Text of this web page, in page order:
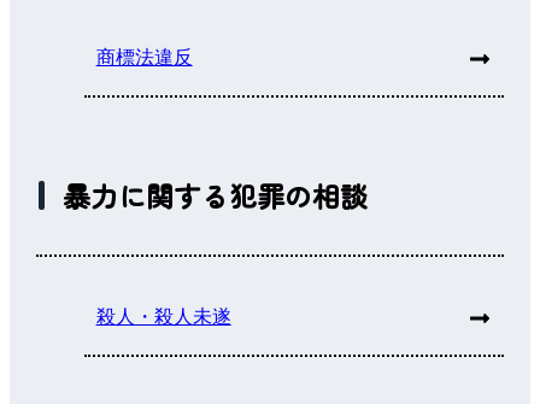
商標法違反
暴力に関する犯罪の相談
殺人・殺人未遂